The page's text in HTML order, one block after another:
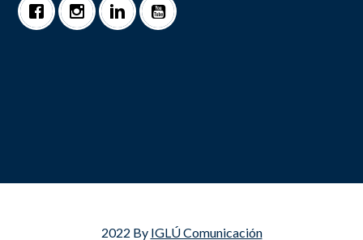
2022 By IGLÚ Comunicación